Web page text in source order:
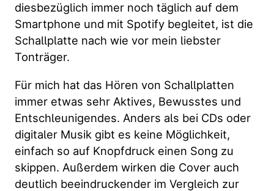
diesbezüglich immer noch täglich auf dem
Smartphone und mit Spotify begleitet, ist die
Schallplatte nach wie vor mein liebster
Tonträger.
Für mich hat das Hören von Schallplatten
immer etwas sehr Aktives, Bewusstes und
Entschleunigendes. Anders als bei CDs oder
digitaler Musik gibt es keine Möglichkeit,
einfach so auf Knopfdruck einen Song zu
skippen. Außerdem wirken die Cover auch
deutlich beeindruckender im Vergleich zur